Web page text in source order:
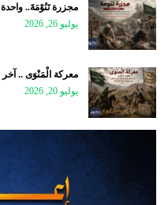
مجزرة تَنُوْمَةَ..
يوليو 26, 2026
معركة الْمَنْوَى .. آخر
يوليو 20, 2026